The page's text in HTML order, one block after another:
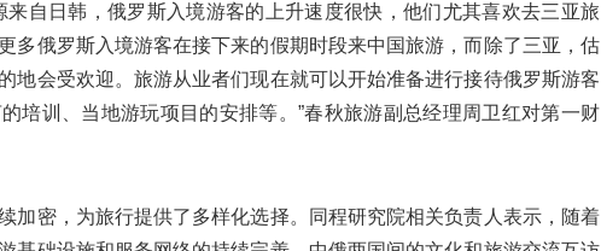
来自日韩，俄罗斯入境游客的上升速度很快，他们尤其喜欢去三亚旅
多俄罗斯入境游客在接下来的假期时段来中国旅游，而除了三亚，估
地会受欢迎。旅游从业者们现在就可以开始准备进行接待俄罗斯游客
培训、当地游玩项目的安排等。”春秋旅游副总经理周卫红对第一财
加密，为旅行提供了多样化选择。同程研究院相关负责人表示，随着